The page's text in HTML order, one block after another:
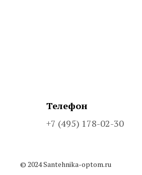
Телефон
+7 (495) 178-02-30
© 2024 Santehnika-optom.ru